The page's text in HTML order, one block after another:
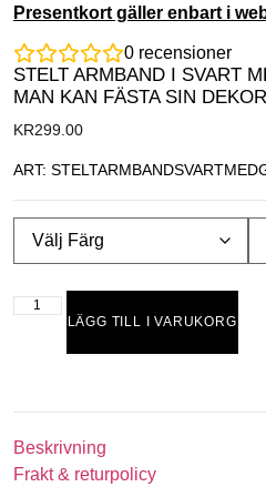
Presentkort gäller enbart i
0 recensioner
STELT ARMBAND I SVART
MAN KAN FÄSTA SIN
KR299.00
ART:
LÄGG TILL I VARUKORG
Beskrivning
Frakt & returpolicy